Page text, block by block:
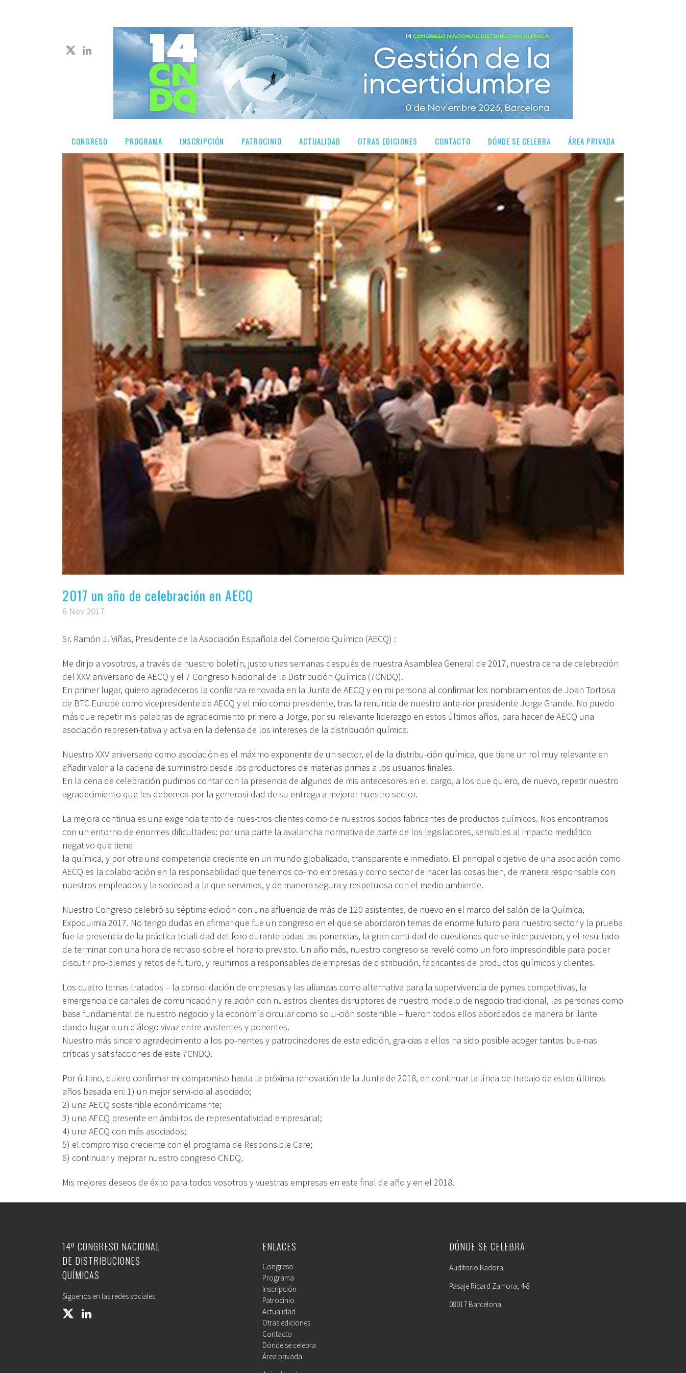
CONGRESO PROGRAMA INSCRIPCIÓN PATROCINIO ACTUALIDAD OTRAS EDICIONES CONTACTO DÓNDE SE CELEBRA ÁREA PRIVADA
2017 un año de celebración en AECQ
6 Nov 2017
Sr. Ramón J. Viñas, Presidente de la Asociación Española del Comercio Químico (AECQ) :
Me dirijo a vosotros, a través de nuestro boletín, justo unas semanas después de nuestra Asamblea General de 2017, nuestra cena de celebración
del XXV aniversario de AECQ y el 7 Congreso Nacional de la Distribución Química (7CNDQ).
En primer lugar, quiero agradeceros la confianza renovada en la Junta de AECQ y en mi persona al confirmar los nombramientos de Joan Tortosa
de BTC Europe como vicepresidente de AECQ y el mío como presidente, tras la renuncia de nuestro ante-rior presidente Jorge Grande. No puedo
más que repetir mis palabras de agradecimiento primero a Jorge, por su relevante liderazgo en estos últimos años, para hacer de AECQ una
asociación represen-tativa y activa en la defensa de los intereses de la distribución química.
Nuestro XXV aniversario como asociación es el máximo exponente de un sector, el de la distribu-ción química, que tiene un rol muy relevante en
añadir valor a la cadena de suministro desde los productores de materias primas a los usuarios finales.
En la cena de celebración pudimos contar con la presencia de algunos de mis antecesores en el cargo, a los que quiero, de nuevo, repetir nuestro
agradecimiento que les debemos por la generosi-dad de su entrega a mejorar nuestro sector.
La mejora continua es una exigencia tanto de nues-tros clientes como de nuestros socios fabricantes de productos químicos. Nos encontramos
con un entorno de enormes dificultades: por una parte la avalancha normativa de parte de los legisladores, sensibles al impacto mediático
negativo que tiene
la química, y por otra una competencia creciente en un mundo globalizado, transparente e inmediato. El principal objetivo de una asociación como
AECQ es la colaboración en la responsabilidad que tenemos co-mo empresas y como sector de hacer las cosas bien, de manera responsable con
nuestros empleados y la sociedad a la que servimos, y de manera segura y respetuosa con el medio ambiente.
Nuestro Congreso celebró su séptima edición con una afluencia de más de 120 asistentes, de nuevo en el marco del salón de la Química,
Expoquimia 2017. No tengo dudas en afirmar que fue un congreso en el que se abordaron temas de enorme futuro para nuestro sector y la prueba
fue la presencia de la práctica totali-dad del foro durante todas las ponencias, la gran canti-dad de cuestiones que se interpusieron, y el resultado
de terminar con una hora de retraso sobre el horario previsto. Un año más, nuestro congreso se reveló como un foro imprescindible para poder
discutir pro-blemas y retos de futuro, y reunirnos a responsables de empresas de distribución, fabricantes de productos químicos y clientes.
Los cuatro temas tratados – la consolidación de empresas y las alianzas como alternativa para la supervivencia de pymes competitivas, la
emergencia de canales de comunicación y relación con nuestros clientes disruptores de nuestro modelo de negocio tradicional, las personas como
base fundamental de nuestro negocio y la economía circular como solu-ción sostenible – fueron todos ellos abordados de manera brillante
dando lugar a un diálogo vivaz entre asistentes y ponentes.
Nuestro más sincero agradecimiento a los po-nentes y patrocinadores de esta edición, gra-cias a ellos ha sido posible acoger tantas bue-nas
críticas y satisfacciones de este 7CNDQ.
Por último, quiero confirmar mi compromiso hasta la próxima renovación de la Junta de 2018, en continuar la línea de trabajo de estos últimos
años basada en: 1) un mejor servi-cio al asociado;
2) una AECQ sostenible económicamente;
3) una AECQ presente en ámbi-tos de representatividad empresarial;
4) una AECQ con más asociados;
5) el compromiso creciente con el programa de Responsible Care;
6) continuar y mejorar nuestro congreso CNDQ.
Mis mejores deseos de éxito para todos vosotros y vuestras empresas en este final de año y en el 2018.
14º CONGRESO NACIONAL
DE DISTRIBUCIONES
QUÍMICAS
Síguenos en las redes sociales
ENLACES
Congreso
Programa
Inscripción
Patrocinio
Actualidad
Otras ediciones
Contacto
Dónde se celebra
Área privada
DÓNDE SE CELEBRA
Auditorio Kadora
Pasaje Ricard Zamora, 4-8
08017 Barcelona